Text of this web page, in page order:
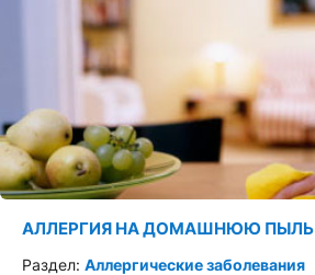
АЛЛЕРГИЯ НА ДОМАШНЮЮ ПЫЛЬ
Раздел: Аллергические заболевания